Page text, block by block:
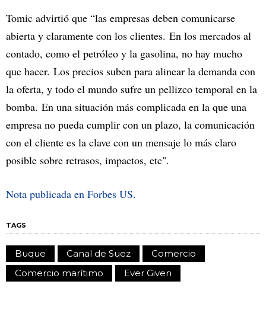
Tomic advirtió que “las empresas deben comunicarse
abierta y claramente con los clientes. En los mercados al
contado, como el petróleo y la gasolina, no hay mucho
que hacer. Los precios suben para alinear la demanda con
la oferta, y todo el mundo sufre un pellizco temporal en la
bomba. En una situación más complicada en la que una
empresa no pueda cumplir con un plazo, la comunicación
con el cliente es la clave con un mensaje lo más claro
posible sobre retrasos, impactos, etc".
Nota publicada en Forbes US.
TAGS
Buque Canal de Suez
Comercio
Comercio marítimo
Ever Given